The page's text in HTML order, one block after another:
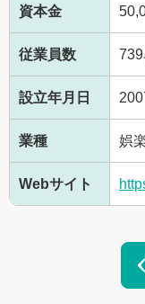
資本金
従業員数 739
設立年月日
業種 娯
Webサイト